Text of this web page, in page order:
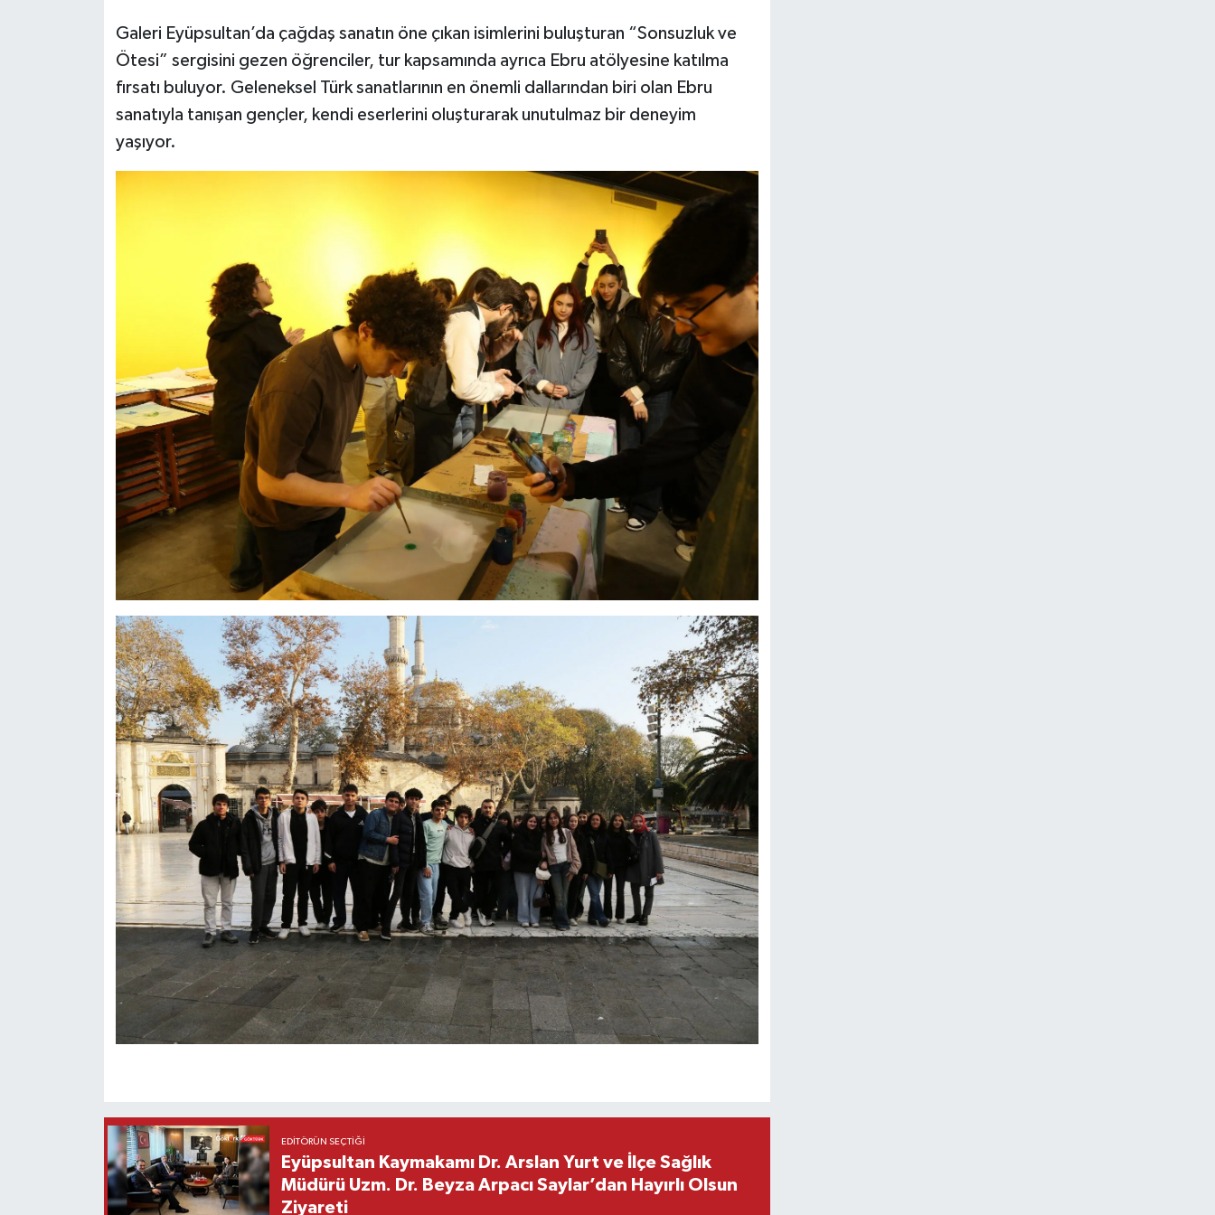
Galeri Eyüpsultan’da çağdaş sanatın öne çıkan isimlerini buluşturan “Sonsuzluk ve
Ötesi” sergisini gezen öğrenciler, tur kapsamında ayrıca Ebru atölyesine katılma
fırsatı buluyor. Geleneksel Türk sanatlarının en önemli dallarından biri olan Ebru
sanatıyla tanışan gençler, kendi eserlerini oluşturarak unutulmaz bir deneyim
yaşıyor.
EDITÖRÜN SEÇTIĞI
Eyüpsultan Kaymakamı Dr. Arslan Yurt ve İlçe Sağlık
Müdürü Uzm. Dr. Beyza Arpacı Saylar’dan Hayırlı Olsun
Ziyareti